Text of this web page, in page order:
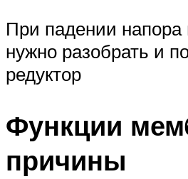
При падении напора
нужно разобрать и
редуктор
Функции
причины